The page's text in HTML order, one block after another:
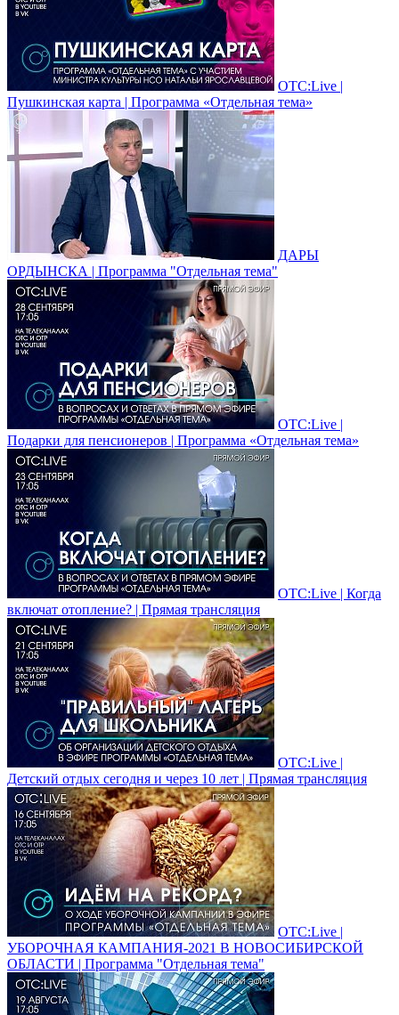
ОТС:Live |
Пушкинская карта | Программа «Отдельная тема»
ДАРЫ
ОРДЫНСКА | Программа "Отдельная тема"
ОТС:Live |
Подарки для пенсионеров | Программа «Отдельная тема»
ОТС:Live | Когда
включат отопление? | Прямая трансляция
ОТС:Live |
Детский отдых сегодня и через 10 лет | Прямая трансляция
ОТС:Live |
УБОРОЧНАЯ КАМПАНИЯ-2021 В НОВОСИБИРСКОЙ
ОБЛАСТИ | Программа "Отдельная тема"